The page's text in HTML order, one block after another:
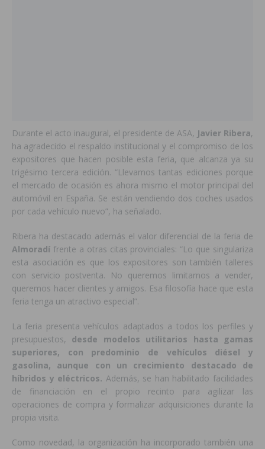
Durante el acto inaugural, el presidente de ASA, Javier Ribera,
ha agradecido el respaldo institucional y el compromiso de los
expositores que hacen posible esta feria, que alcanza ya su
trigésimo tercera edición. “Llevamos tantas ediciones porque
el mercado de ocasión es ahora mismo el motor principal del
automóvil en España. Se están vendiendo dos coches usados
por cada vehículo nuevo”, ha señalado.
Ribera ha destacado además el valor diferencial de la feria de
Almoradí frente a otras citas provinciales: “Lo que singulariza
esta asociación es que los expositores son también talleres
con servicio postventa. No queremos limitarnos a vender,
queremos hacer clientes y amigos. Esa filosofía hace que esta
feria tenga un atractivo especial”.
La feria presenta vehículos adaptados a todos los perfiles y
presupuestos, desde modelos utilitarios hasta gamas
superiores, con predominio de vehículos diésel y
gasolina, aunque con un crecimiento destacado de
híbridos y eléctricos. Además, se han habilitado facilidades
de financiación en el propio recinto para agilizar las
operaciones de compra y formalizar adquisiciones durante la
propia visita.
Como novedad, la organización ha incorporado también una